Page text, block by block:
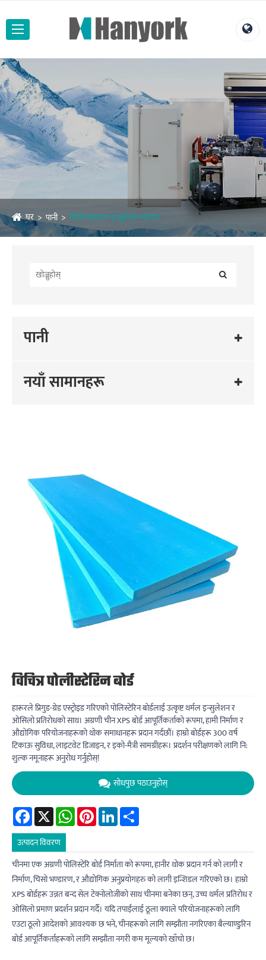
घर पानी चिसो भण्डारण इन्सुलेशन प्यानल
पानी
नयाँ सामानहरू
विचित्र पोलीस्टेरिन बोर्ड
हारूरले प्रिगुड-ग्रेड एस्ट्रोइड गरिएको पोलिस्टेरिन बोर्डलाई उत्कृष्ट थर्मल इन्सुलेशन र
ओसिलो प्रतिरोधको साथ। अग्रणी चीन XPS बोर्ड आपूर्तिकर्ताको रूपमा, हामी निर्माण र
औद्योगिक परियोजनाहरूको थोक समाधानहरू प्रदान गर्दछौं। हाम्रो बोर्डहरू 300 वर्ष
टिकाऊ सुविधा, लाइटवेट डिजाइन, र इको-मैत्री सामग्रीहरू। प्रदर्शन परीक्षणको लागि नि:
शुल्क नमूनाहरू अनुरोध गर्नुहोस्!
सोधपुछ पठाउनुहोस्
Facebook
X WhatsAppPinterestLinkedIn
उत्पादन विवरण
चीनमा एक अग्रणी पोलिस्टेरि बोर्ड निर्माता को रूपमा, हानीर थोक प्रदान गर्न को लागी र
निर्माण, चिसो भण्डारण, र औद्योगिक अनुप्रयोगहरु को लागी इन्शिडल गरिएको छ। हाम्रो
XPS बोर्डहरू उन्नत बन्द सेल टेक्नोलोजीको साथ चीनमा बनेका छन्, उच्च थर्मल प्रतिरोध र
ओसिलो प्रमाण प्रदर्शन प्रदान गर्दै। यदि तपाईंलाई ठूला क्याले परियोजनाहरूको लागि
एउटा ठूलो आदेशको आवश्यक छ भने, चीनहरूको लागि सम्झौता नगरिएका बैल्याण्डुरिन
बोर्ड आपूर्तिकर्ताहरूको लागि सम्झौता नगरी कम मूल्यको खाँचो छ।